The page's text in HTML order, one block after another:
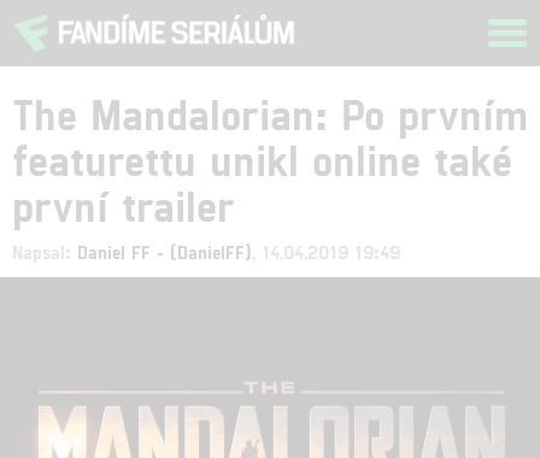
The Mandalorian: Po prvním
featurettu unikl online také
první trailer
Napsal: Daniel FF - (DanielFF) , 14.04.2019 19:49